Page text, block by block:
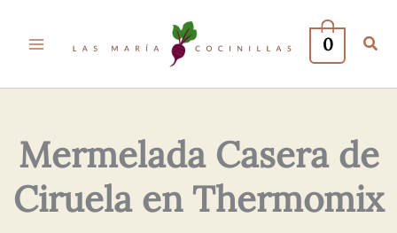
0
Mermelada Casera de
Ciruela en Thermomix
Electrónico*